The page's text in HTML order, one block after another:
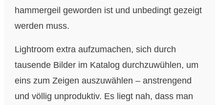
hammergeil geworden ist und unbedingt gezeigt
werden muss.
Lightroom extra aufzumachen, sich durch
tausende Bilder im Katalog durchzuwühlen, um
eins zum Zeigen auszuwählen – anstrengend
und völlig unproduktiv. Es liegt nah, dass man